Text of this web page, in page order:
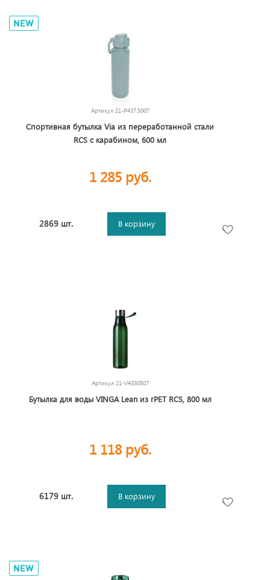
Артикул 21-P437.5007
Спортивная бутылка Via из переработанной стали
RCS с карабином, 600 мл
1 285 руб.
2869 шт. В корзину
Артикул 21-V4330507
Бутылка для воды VINGA Lean из rPET RCS, 800 мл
1 118 руб.
6179 шт. В корзину